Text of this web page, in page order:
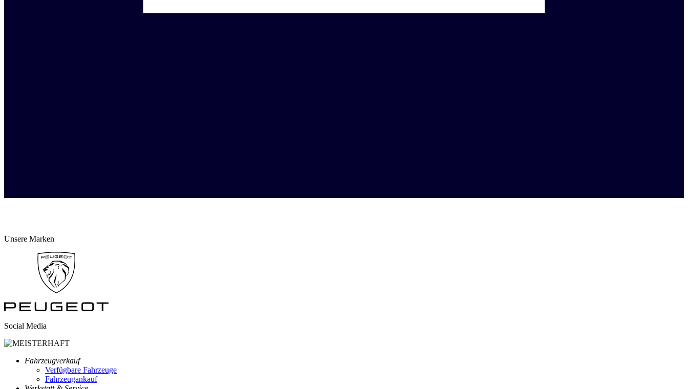
Unsere Marken
Social Media
Fahrzeugverkauf
Verfügbare Fahrzeuge
Fahrzeugankauf